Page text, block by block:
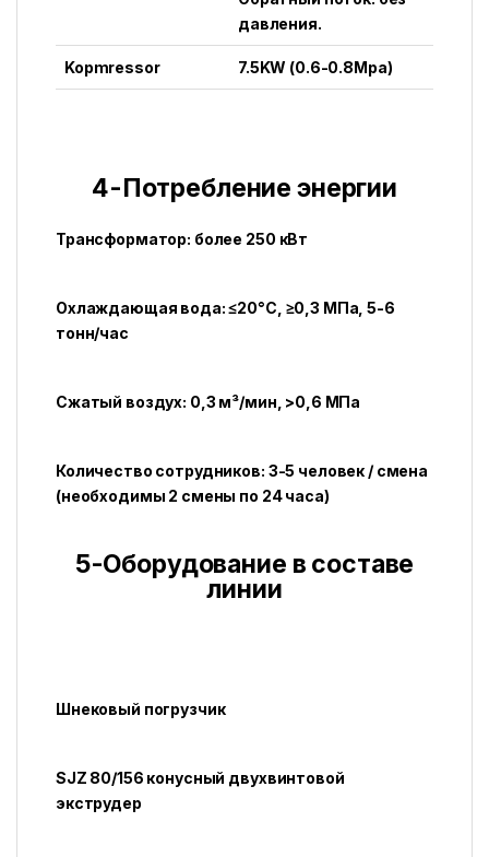
давления.
Kopmressor 7.5KW (0.6-0.8Mpa)
4-Потребление энергии
Трансформатор: более 250 кВт
Охлаждающая вода: ≤20°C, ≥0,3 МПа, 5-6
тонн/час
Сжатый воздух: 0,3 м³/мин, >0,6 МПа
Количество сотрудников: 3-5 человек / смена
(необходимы 2 смены по 24 часа)
5-Оборудование в составе
линии
Шнековый погрузчик
SJZ 80/156 конусный двухвинтовой
экструдер